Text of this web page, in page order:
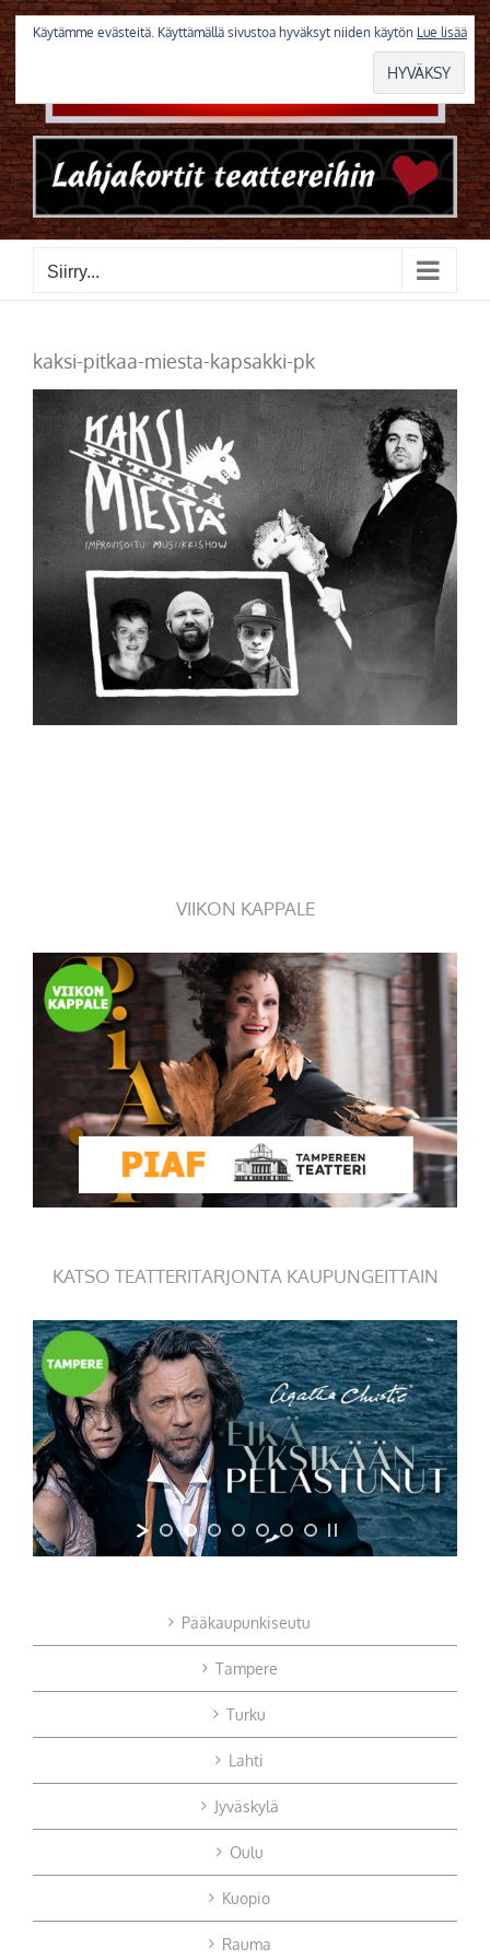
Skip
to
content
Siirry...
kaksi-pitkaa-miesta-kapsakki-pk
VIIKON KAPPALE
KATSO TEATTERITARJONTA KAUPUNGEITTAIN
Pääkaupunkiseutu
Tampere
Turku
Lahti
Jyväskylä
Oulu
Kuopio
Rauma
Käytämme evästeitä. Käyttämällä sivustoa hyväksyt niiden käytön Lue lisää